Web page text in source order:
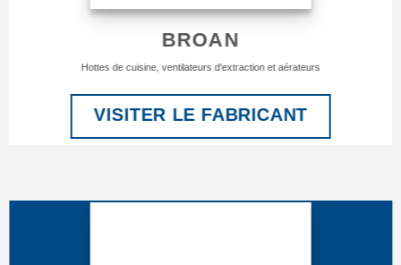
BROAN
Hottes de cuisine, ventilateurs d'extraction et aérateurs
VISITER LE FABRICANT